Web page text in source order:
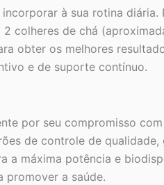
à sua rotina
colheres de chá
obter os melhores
e de suporte contínuo.
por seu compromisso
de controle de
a máxima potência e
promover a saúde.